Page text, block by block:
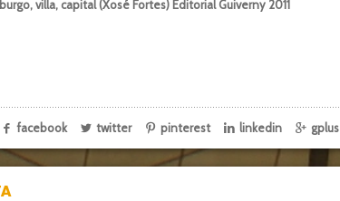
villa, capital (Xosé Fortes) Editorial Guiverny 2011
facebook twitter pinterest linkedin gplus